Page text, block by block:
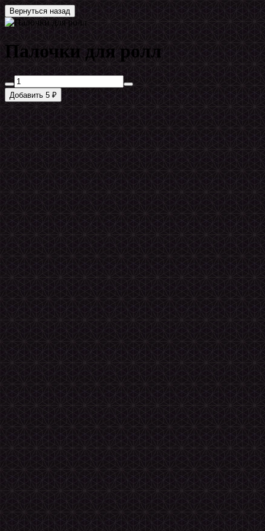
Вернуться назад
Палочки для ролл
Добавить 5 ₽